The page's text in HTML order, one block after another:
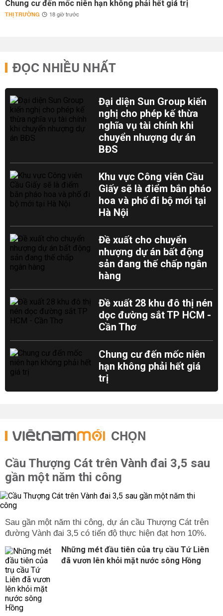
Chung cư đến mốc niên hạn không phải hết giá trị
THỊ TRƯỜNG 18 giờ trước
ĐỌC NHIỀU NHẤT
Đại diện Sun Group kiến
nghị cho phép kế thừa
nghĩa vụ tài chính khi
chuyển nhượng dự án
BĐS
Khu vực Công viên Cầu
Giấy sẽ là điểm bắn pháo
hoa và phố đi bộ mới tại
Hà Nội
Đề xuất cho chuyển
nhượng dự án bất động
sản đang thế chấp ngân
hàng
Đề xuất 28 khu đô thị nén
dọc đường sắt TP HCM -
Cần Thơ
Chung cư đến mốc niên
hạn không phải hết giá
trị
CHỌN
Cầu Thượng Cát trên Vành đai 3,5 sau
gần một năm thi công
Sau gần một năm thi công, dự án cầu Thượng Cát trên
đường Vành đai 3,5 có tiến độ thực hiện đạt hơn 10%.
Những mét đầu tiên của trụ cầu Tứ Liên
đã vươn lên khỏi mặt nước sông Hồng